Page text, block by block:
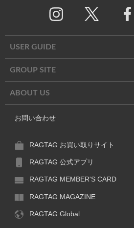
USER GUIDE
GROUP SITE
ABOUT US
お問い合わせ
RAGTAG お買い取りサイト
RAGTAG 公式アプリ
RAGTAG MEMBER'S CARD
RAGTAG MAGAZINE
RAGTAG Global